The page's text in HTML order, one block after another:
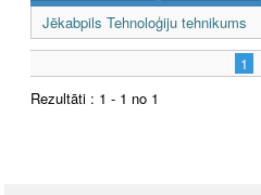
Jēkabpils Tehnoloģiju tehnikums
1
Rezultāti : 1 - 1 no 1